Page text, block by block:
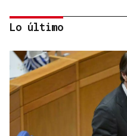
Lo último